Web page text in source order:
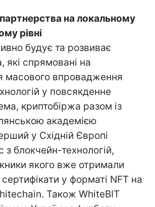
партнерства на локальному
рівні
будує та розвиває
які спрямовані на
масового впровадження
у повсякденне
криптобіржа разом із
академією
у Східній Європі
з блокчейн-технологій,
якого вже отримали
сертифікати у форматі NFT на
Також WhiteBIT